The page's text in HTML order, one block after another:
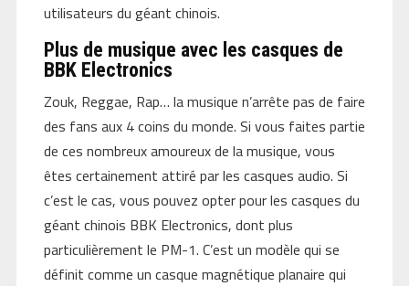
utilisateurs du géant chinois.
Plus de musique avec les casques de
BBK Electronics
Zouk, Reggae, Rap… la musique n’arrête pas de faire
des fans aux 4 coins du monde. Si vous faites partie
de ces nombreux amoureux de la musique, vous
êtes certainement attiré par les casques audio. Si
c’est le cas, vous pouvez opter pour les casques du
géant chinois BBK Electronics, dont plus
particulièrement le PM-1. C’est un modèle qui se
définit comme un casque magnétique planaire qui